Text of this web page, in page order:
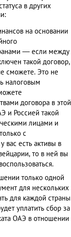
в других
на основании
— если между
такой договор,
сможете. Это не
налоговым
договора в этой
и Россией такой
лицами и
с
вас есть активы в
то в ней вы
только одной
для нескольких
для каждой страны
уплатить сбор за
ОАЭ в отношении